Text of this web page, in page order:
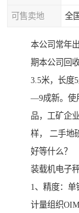
可售卖地 全
本公司常年
期本公司回
3.5米，长度
—9成新。使
品，工矿企
样， 二手地
好等什么？
装载机电子
1、精度：单
计量组织